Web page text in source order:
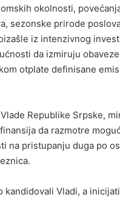
okolnosti,
sezonske prirode
iz intenzivnog
da izmiruju
otplate definisane
Republike Srpske,
da razmotre
na pristupanju duga po
kandidovali Vladi, a